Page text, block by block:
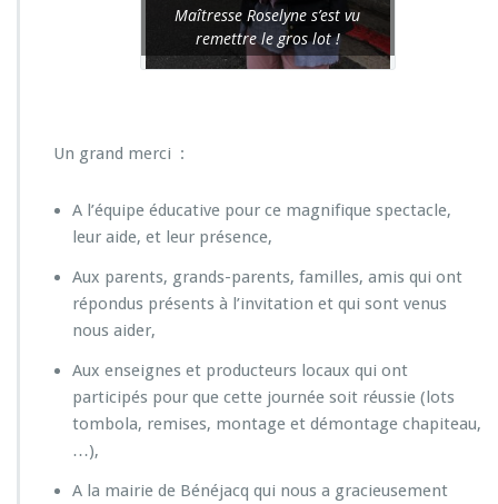
Maîtresse Roselyne s’est vu
remettre le gros lot !
Un grand merci :
A l’équipe éducative pour ce magnifique spectacle,
leur aide, et leur présence,
Aux parents, grands-parents, familles, amis qui ont
répondus présents à l’invitation et qui sont venus
nous aider,
Aux enseignes et producteurs locaux qui ont
participés pour que cette journée soit réussie (lots
tombola, remises, montage et démontage chapiteau,
…),
A la mairie de Bénéjacq qui nous a gracieusement